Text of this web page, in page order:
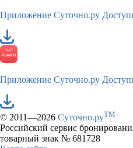
Приложение Суточно.ру
Приложение Суточно.ру
© 2011—2026 Суточно.руTM
Российский сервис
товарный знак № 681728